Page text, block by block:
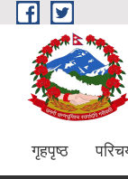
Skip to main content
गृहपृष्ठ